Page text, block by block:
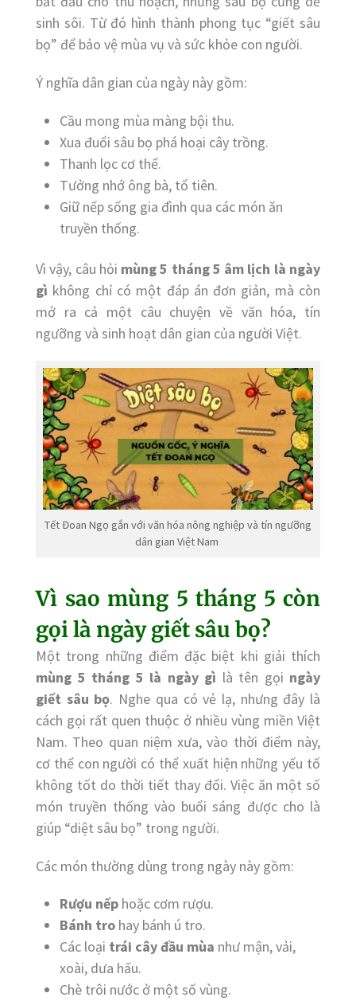
sinh sôi. Từ đó hình thành phong tục “giết sâu
bọ” để bảo vệ mùa vụ và sức khỏe con người.
Ý nghĩa dân gian của ngày này gồm:
Cầu mong mùa màng bội thu.
Xua đuổi sâu bọ phá hoại cây trồng.
Thanh lọc cơ thể.
Tưởng nhớ ông bà, tổ tiên.
Giữ nếp sống gia đình qua các món ăn
truyền thống.
Vì vậy, câu hỏi mùng 5 tháng 5 âm lịch là ngày
gì không chỉ có một đáp án đơn giản, mà còn
mở ra cả một câu chuyện về văn hóa, tín
ngưỡng và sinh hoạt dân gian của người Việt.
Tết Đoan Ngọ gắn với văn hóa nông nghiệp và tín ngưỡng
dân gian Việt Nam
Vì sao mùng 5 tháng 5 còn
gọi là ngày giết sâu bọ?
Một trong những điểm đặc biệt khi giải thích
mùng 5 tháng 5 là ngày gì là tên gọi ngày
giết sâu bọ. Nghe qua có vẻ lạ, nhưng đây là
cách gọi rất quen thuộc ở nhiều vùng miền Việt
Nam. Theo quan niệm xưa, vào thời điểm này,
cơ thể con người có thể xuất hiện những yếu tố
không tốt do thời tiết thay đổi. Việc ăn một số
món truyền thống vào buổi sáng được cho là
giúp “diệt sâu bọ” trong người.
Các món thường dùng trong ngày này gồm:
Rượu nếp hoặc cơm rượu.
Bánh tro hay bánh ú tro.
Các loại trái cây đầu mùa như mận, vải,
xoài, dưa hấu.
Chè trôi nước ở một số vùng.